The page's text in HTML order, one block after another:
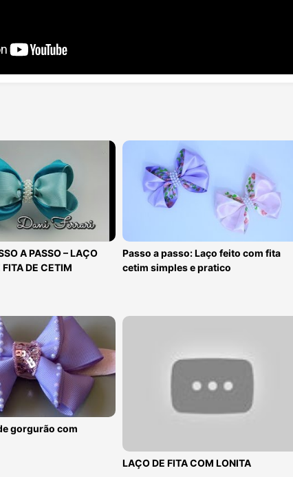
A PASSO – LAÇO
DE CETIM
Passo a passo: Laço feito com fita
cetim simples e pratico
gorgurão com
LAÇO DE FITA COM LONITA